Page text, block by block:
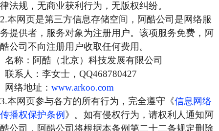
律法规，无商业获利行为，无版权纠纷。
2.本网页是第三方信息存储空间，阿酷公司是网络服
务提供者，服务对象为注册用户。该项服务免费，阿
酷公司不向注册用户收取任何费用。
名称：阿酷（北京）科技发展有限公司
联系人：李女士，QQ468780427
网络地址： www.arkoo.com
3.本网页参与各方的所有行为，完全遵守《信息网络
传播权保护条例 》。如有侵权行为，请权利人通知阿
酷公司，阿酷公司将根据本条例第二十二条规定删除